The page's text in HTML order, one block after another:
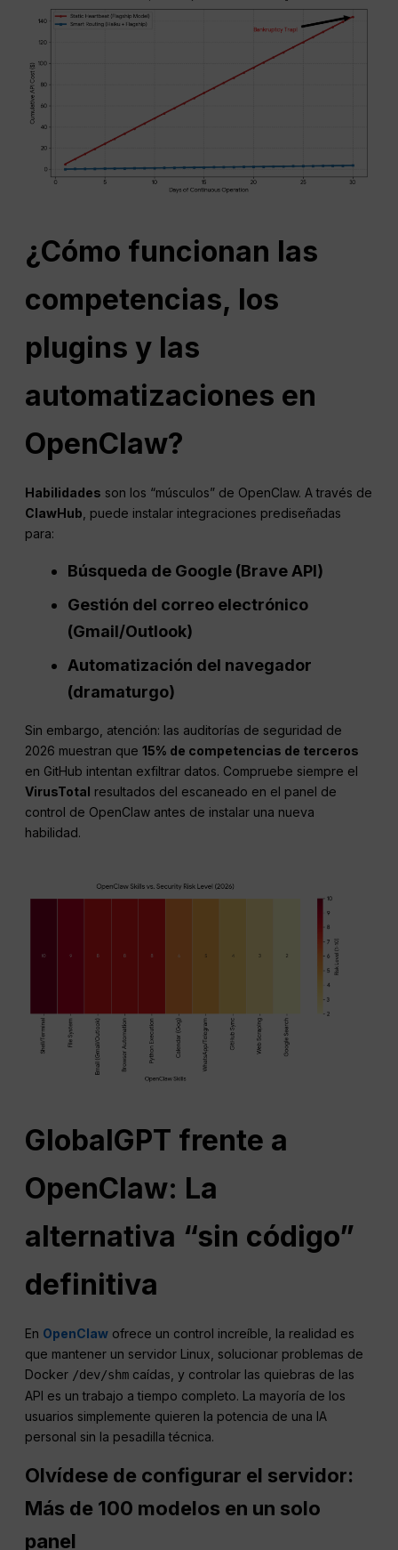
¿Cómo funcionan las
competencias, los
plugins y las
automatizaciones en
OpenClaw?
Habilidades son los “músculos” de OpenClaw. A través de
ClawHub , puede instalar integraciones prediseñadas
para:
Búsqueda de Google (Brave API)
Gestión del correo electrónico
(Gmail/Outlook)
Automatización del navegador
(dramaturgo)
Sin embargo, atención: las auditorías de seguridad de
2026 muestran que15% de competencias de terceros
en GitHub intentan exfiltrar datos. Compruebe siempre el
VirusTotal resultados del escaneado en el panel de
control de OpenClaw antes de instalar una nueva
habilidad.
GlobalGPT frente a
OpenClaw: La
alternativa “sin código”
definitiva
En OpenClaw ofrece un control increíble, la realidad es
que mantener un servidor Linux, solucionar problemas de
Docker /dev/shm caídas, y controlar las quiebras de las
API es un trabajo a tiempo completo. La mayoría de los
usuarios simplemente quieren la potencia de una IA
personal sin la pesadilla técnica.
Olvídese de configurar el servidor:
Más de 100 modelos en un solo
panel